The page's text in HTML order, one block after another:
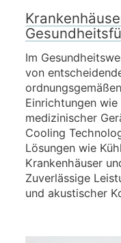
Im
von
Einrichtungen wie
medizinischer
Cooling
Lösungen wie
Krankenhäuser
Zuverlässige
und akustischer